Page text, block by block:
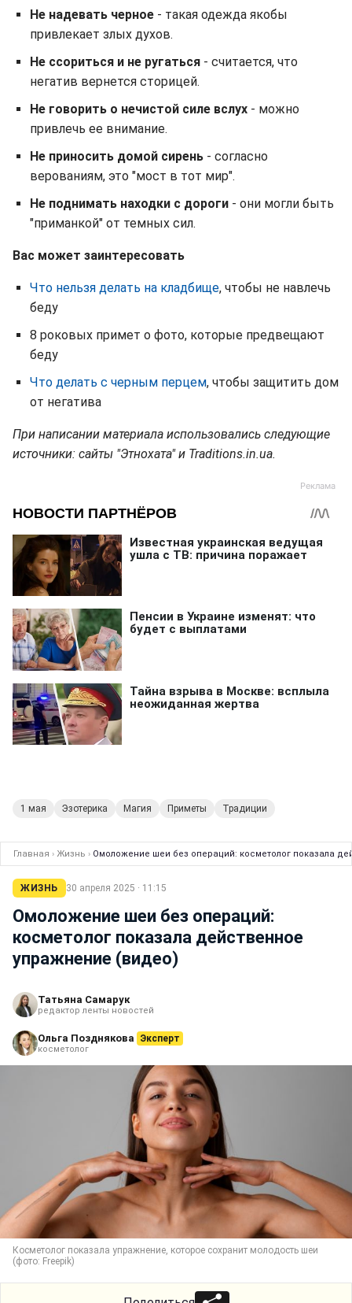
Не надевать черное - такая одежда якобы
привлекает злых духов.
Не ссориться и не ругаться - считается, что
негатив вернется сторицей.
Не говорить о нечистой силе вслух - можно
привлечь ее внимание.
Не приносить домой сирень - согласно
верованиям, это "мост в тот мир".
Не поднимать находки с дороги - они могли быть
"приманкой" от темных сил.
Вас может заинтересовать
Что нельзя делать на кладбище, чтобы не навлечь
беду
8 роковых примет о фото, которые предвещают
беду
Что делать с черным перцем, чтобы защитить дом
от негатива
При написании материала использовались следующие
источники: сайты "Этнохата" и Traditions.in.ua.
1 мая Эзотерика Магия Приметы Традиции
Главная › Жизнь › Омоложение шеи без операций: косметолог показала
ЖИЗНЬ 30 апреля 2025 · 11:15
Омоложение шеи без операций:
косметолог показала действенное
упражнение (видео)
Татьяна Самарук
редактор ленты новостей
Ольга Позднякова Эксперт
косметолог
Косметолог показала упражнение, которое сохранит молодость шеи
(фото: Freepik)